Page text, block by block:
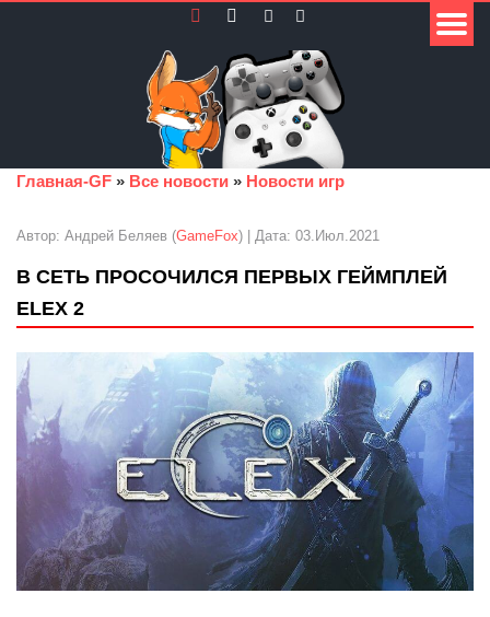
Главная-GF » Все новости » Новости игр
Автор: Андрей Беляев (GameFox) | Дата: 03.Июл.2021
В СЕТЬ ПРОСОЧИЛСЯ ПЕРВЫХ ГЕЙМПЛЕЙ
ELEX 2